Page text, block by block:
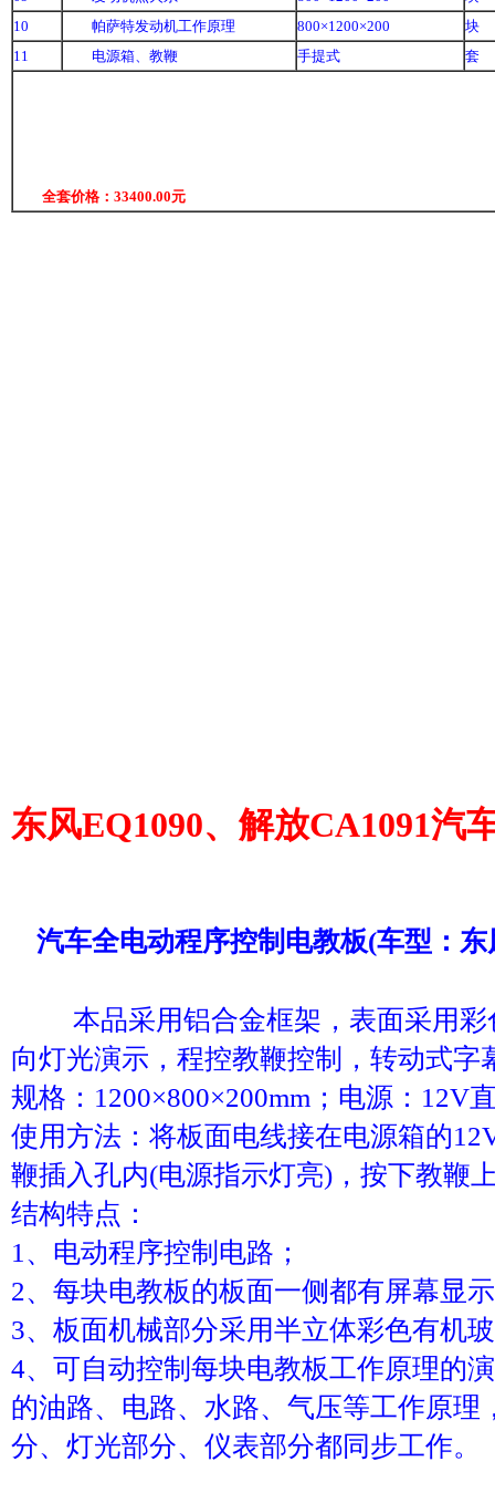
10
帕萨特发动机工作原理 800×1200×200
块
11
电源箱、教鞭 手提式 套
全套价格：33400.00元
东风EQ1090、解放CA1091汽
汽车全电动程序控制电教板(车型：
本品采用铝合金框架，表面采用
向灯光演示，程控教鞭控制，转动式字
规格：1200×800×200mm；电源：12V
使用方法：将板面电线接在电源箱的
鞭插入孔内(电源指示灯亮)，按下教鞭
结构特点：
1、电动程序控制电路；
2、每块电教板的板面一侧都有屏幕显
3、板面机械部分采用半立体彩色有机
4、可自动控制每块电教板工作原理的
的油路、电路、水路、气压等工作原理
分、灯光部分、仪表部分都同步工作。